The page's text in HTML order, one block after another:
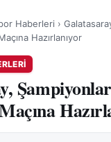
Haberleri ›
Hazırlanıyor